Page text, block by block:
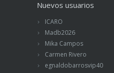
Nuevos usuarios
ICARO
Madb2026
Mika Campos
Carmen Rivero
egnaldobarrosvip40